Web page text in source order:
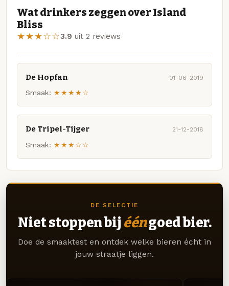
Wat drinkers zeggen over Island
Bliss
★★★☆☆3.9 uit 2 reviews
De Hopfan 01-06-2019
Smaak: ★★★★☆
De Tripel-Tijger 21-12-2018
Smaak: ★★★☆☆
DE SELECTIE
Niet stoppen bij ééngoed bier.
Doe de smaaktest en ontdek welke bieren écht in
jouw straatje liggen.